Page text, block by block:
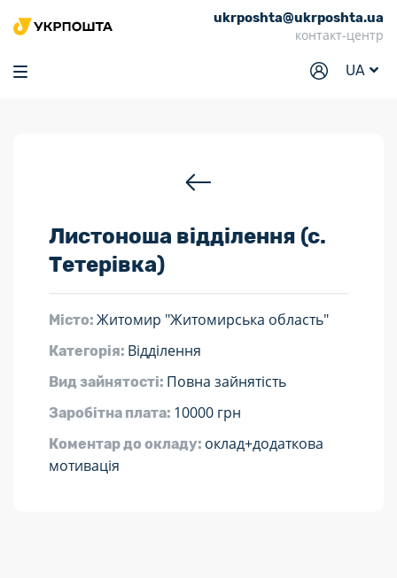
ukrposhta@ukrposhta.ua
контакт-центр
UA
Головна
Маркет
Відділення
Філателія
Для бізнесу
Листоноша відділення (с.
Тетерівка)
Місто: Житомир "Житомирська область"
Категорія: Відділення
Вид зайнятості: Повна зайнятість
Заробітна плата: 10000 грн
Коментар до окладу: оклад+додаткова
мотивація